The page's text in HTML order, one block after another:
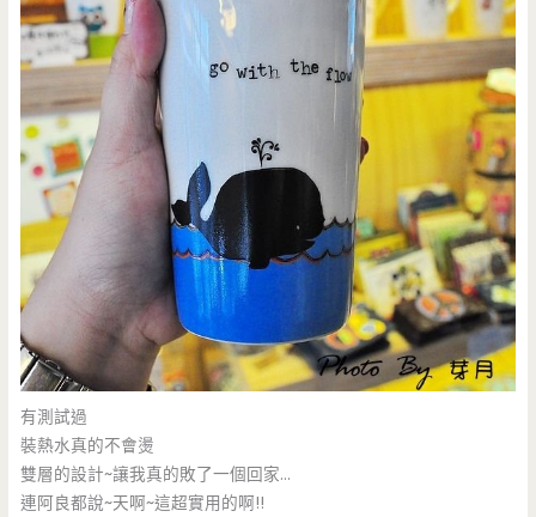
有測試過
裝熱水真的不會燙
雙層的設計~讓我真的敗了一個回家…
連阿良都說~天啊~這超實用的啊!!